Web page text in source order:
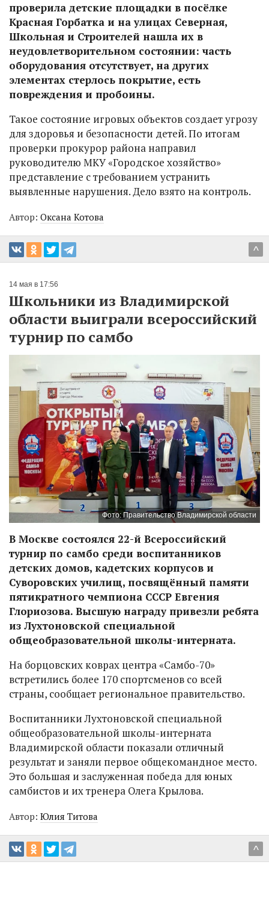
проверила детские площадки в посёлке
Красная Горбатка и на улицах Северная,
Школьная и Строителей нашла их в
неудовлетворительном состоянии: часть
оборудования отсутствует, на других
элементах стерлось покрытие, есть
повреждения и пробоины.
Такое состояние игровых объектов создает угрозу
для здоровья и безопасности детей. По итогам
проверки прокурор района направил
руководителю МКУ «Городское хозяйство»
представление с требованием устранить
выявленные нарушения. Дело взято на контроль.
Автор: Оксана Котова
^
14 мая в 17:56
Школьники из Владимирской
области выиграли всероссийский
турнир по самбо
Фото: Правительство Владимирской области
В Москве состоялся 22-й Всероссийский
турнир по самбо среди воспитанников
детских домов, кадетских корпусов и
Суворовских училищ, посвящённый памяти
пятикратного чемпиона СССР Евгения
Глориозова. Высшую награду привезли ребята
из Лухтоновской специальной
общеобразовательной школы-интерната.
На борцовских коврах центра «Самбо-70»
встретились более 170 спортсменов со всей
страны, сообщает региональное правительство.
Воспитанники Лухтоновской специальной
общеобразовательной школы-интерната
Владимирской области показали отличный
результат и заняли первое общекомандное место.
Это большая и заслуженная победа для юных
самбистов и их тренера Олега Крылова.
Автор: Юлия Титова
^